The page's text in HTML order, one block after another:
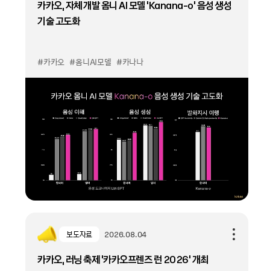
카카오, 자체 개발 옴니 AI 모델 ‘Kanana-o’ 음성 생성
기술 고도화
#카카오 #옴니AI모델 #카나나
보도자료 2026.08.04
카카오, 러닝 축제 '카카오프렌즈 런 2026' 개최